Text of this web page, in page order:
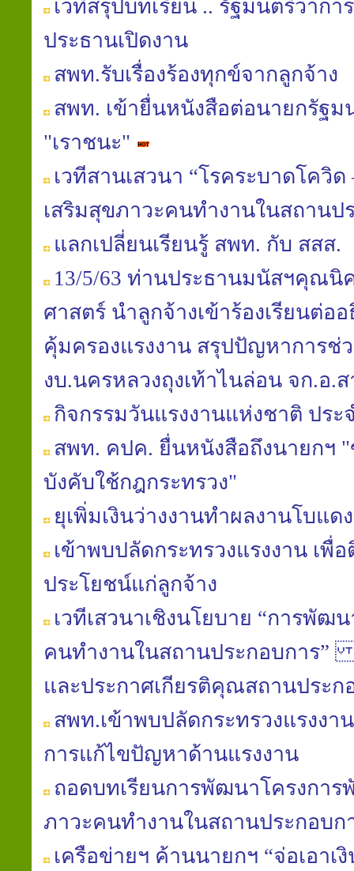
เวทีสรุปบทเรียน .. รัฐมนตรีว่ากา
ประธานเปิดงาน
สพท.รับเรื่องร้องทุกข์จากลูกจ้าง
สพท. เข้ายื่นหนังสือต่อนายกรัฐม
"เราชนะ"
เวทีสานเสวนา “โรคระบาดโควิ
เสริมสุขภาวะคนทำงานในสถานป
แลกเปลี่ยนเรียนรู้ สพท. กับ สสส.
13/5/63 ท่านประธานมนัสฯคุณ
ศาสตร์ นำลูกจ้างเข้าร้องเรียนต่อ
คุ้มครองแรงงาน สรุปปัญหาการช่
งบ.นครหลวงถุงเท้าไนล่อน จก.อ.
กิจกรรมวันแรงงานแห่งชาติ ประ
สพท. คปค. ยื่นหนังสือถึงนายกฯ "
บังคับใช้กฎกระทรวง"
ยุเพิ่มเงินว่างงานทำผลงานโบแดง
เข้าพบปลัดกระทรวงแรงงาน เพื่
ประโยชน์แก่ลูกจ้าง
เวทีเสวนาเชิงนโยบาย “การพัฒ
คนทำงานในสถานประกอบการ”
และประกาศเกียรติคุณสถานประ
สพท.เข้าพบปลัดกระทรวงแรงง
การแก้ไขปัญหาด้านแรงงาน
ถอดบทเรียนการพัฒนาโครงการ
ภาวะคนทำงานในสถานประกอบก
เครือข่ายฯ ค้านนายกฯ “จ่อเอา